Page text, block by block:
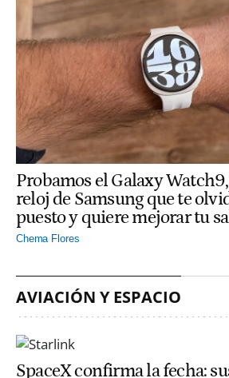
Probamos el Galaxy
reloj de Samsung que te
puesto y quiere mejorar tu
Chema Flores
AVIACIÓN Y ESPACIO
SpaceX confirma la fecha: